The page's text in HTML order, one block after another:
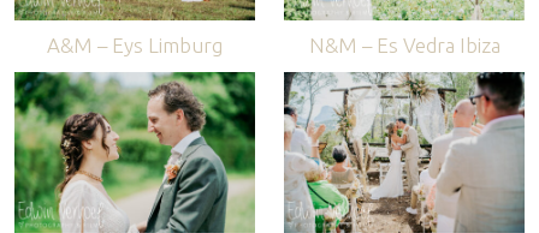
A&M – Eys Limburg N&M – Es Vedra Ibiza